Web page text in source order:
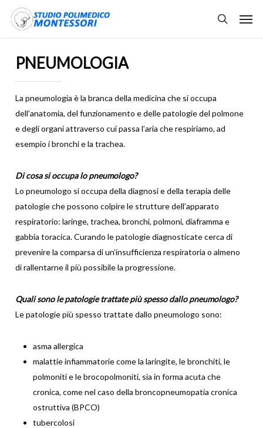
search
PNEUMOLOGIA
La pneumologia è la branca della medicina che si occupa
dell’anatomia, del funzionamento e delle patologie del polmone
e degli organi attraverso cui passa l’aria che respiriamo, ad
esempio i bronchi e la trachea.
Di cosa si occupa lo pneumologo?
Lo pneumologo si occupa della diagnosi e della terapia delle
patologie che possono colpire le strutture dell’apparato
respiratorio: laringe, trachea, bronchi, polmoni, diaframma e
gabbia toracica. Curando le patologie diagnosticate cerca di
prevenire la comparsa di un’insufficienza respiratoria o almeno
di rallentarne il più possibile la progressione.
Quali sono le patologie trattate più spesso dallo pneumologo?
Le patologie più spesso trattate dallo pneumologo sono:
asma allergica
malattie infiammatorie come la laringite, le bronchiti, le
polmoniti e le brocopolmoniti, sia in forma acuta che
cronica, come nel caso della broncopneumopatia cronica
ostruttiva (BPCO)
tubercolosi